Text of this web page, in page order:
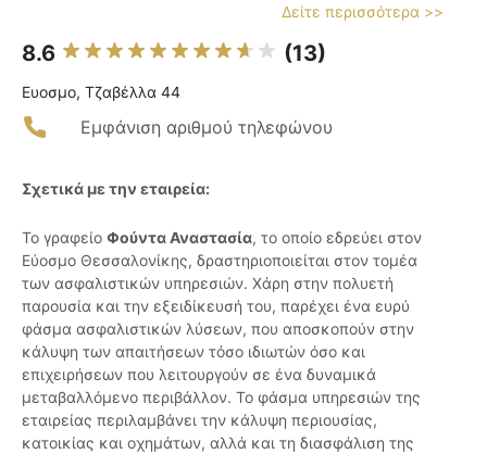
Δείτε περισσότερα >>
8.6 (13)
Ευοσμο, Τζαβέλλα 44
Εμφάνιση αριθμού τηλεφώνου
Σχετικά με την εταιρεία:
Το γραφείο Φούντα Αναστασία, το οποίο εδρεύει στον
Εύοσμο Θεσσαλονίκης, δραστηριοποιείται στον τομέα
των ασφαλιστικών υπηρεσιών. Χάρη στην πολυετή
παρουσία και την εξειδίκευσή του, παρέχει ένα ευρύ
φάσμα ασφαλιστικών λύσεων, που αποσκοπούν στην
κάλυψη των απαιτήσεων τόσο ιδιωτών όσο και
επιχειρήσεων που λειτουργούν σε ένα δυναμικά
μεταβαλλόμενο περιβάλλον. Το φάσμα υπηρεσιών της
εταιρείας περιλαμβάνει την κάλυψη περιουσίας,
κατοικίας και οχημάτων, αλλά και τη διασφάλιση της